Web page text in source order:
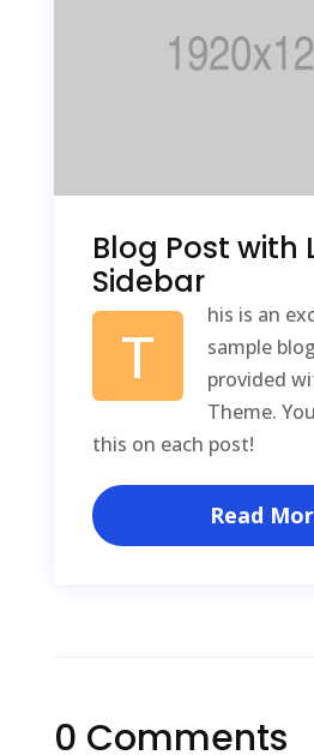
Blog Post with
Sidebar
T
his is an
sample
provided
Theme.
this on each post!
Read
0 Comments